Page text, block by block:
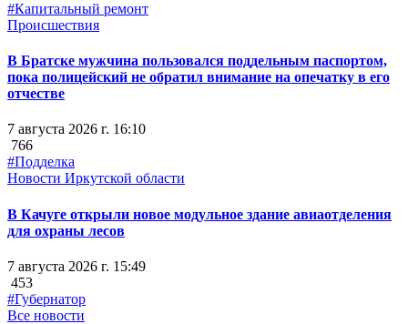
#Капитальный ремонт
Происшествия
В Братске мужчина пользовался поддельным паспортом,
пока полицейский не обратил внимание на опечатку в его
отчестве
7 августа 2026 г. 16:10
766
#Подделка
Новости Иркутской области
В Качуге открыли новое модульное здание авиаотделения
для охраны лесов
7 августа 2026 г. 15:49
453
#Губернатор
Все новости